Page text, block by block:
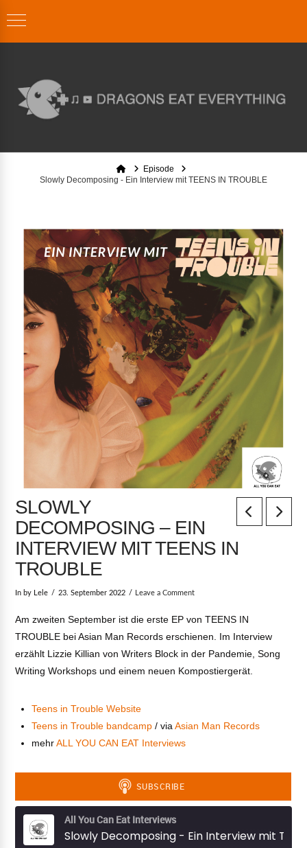
HomeEpisode
Slowly Decomposing - Ein Interview mit TEENS IN TROUBLE
SLOWLY
DECOMPOSING – EIN
INTERVIEW MIT TEENS IN
TROUBLE
In by Lele 23. September 2022 Leave a Comment
Am zweiten September ist die erste EP von TEENS IN
TROUBLE bei Asian Man Records erschienen. Im Interview
erzählt Lizzie Killian von Writers Block in der Pandemie, Song
Writing Workshops und einem neuen Kompostiergerät.
Teens in Trouble Website
Teens in Trouble bandcamp/ viaAsian Man Records
mehrALL YOU CAN EAT Interviews
All You Can Eat Interviews